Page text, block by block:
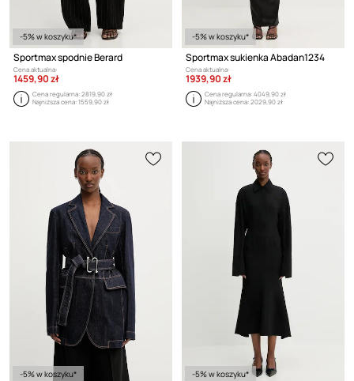
-5% w koszyku*
Sportmax spodnie Berard
Cena aktualna:
1459,90 zł
Cena regularna:2819,90 zł
Najniższa cena:1559,90 zł
-5% w koszyku*
Sportmax sukienka Abadan1234
Cena aktualna:
1939,90 zł
Cena regularna:4049,90 zł
Najniższa cena:2029,90 zł
-5% w koszyku* -5% w koszyku*